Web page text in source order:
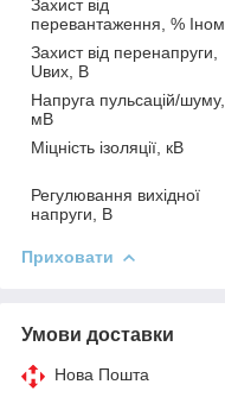
Захист від
перевантаження, % Іном
Захист від перенапруги,
Uвих, В
Напруга пульсацій/шуму,
мВ
Міцність ізоляції, кВ
Регулювання вихідної
напруги, В
Приховати
Умови доставки
Нова Пошта